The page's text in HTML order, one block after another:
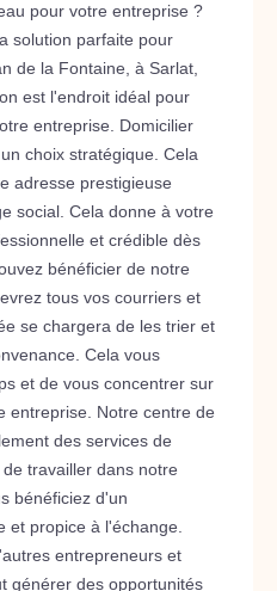
pour votre entreprise ?
solution parfaite pour
de la Fontaine, à Sarlat,
est l'endroit idéal pour
entreprise. Domicilier
choix stratégique. Cela
adresse prestigieuse
social. Cela donne à votre
et crédible dès
bénéficier de notre
tous vos courriers et
se chargera de les trier et
Cela vous
et de vous concentrer sur
entreprise. Notre centre de
des services de
travailler dans notre
bénéficiez d'un
et propice à l'échange.
entrepreneurs et
générer des opportunités